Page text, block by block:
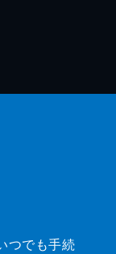
つでも手続